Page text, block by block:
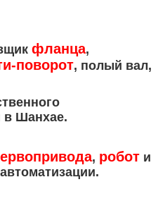
фланца,
поворот, полый вал,
в Шанхае.
, робот и